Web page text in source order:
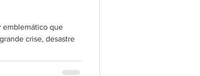
emblemático que
crise, desastre